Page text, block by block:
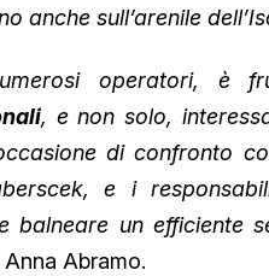
anche sull’arenile
operatori, è
, e non solo,
di confronto
e i
balneare un efficiente
Abramo.